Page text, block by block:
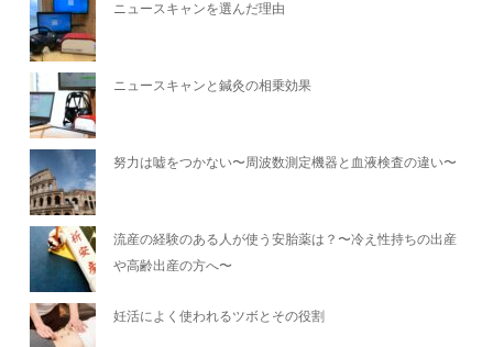
ニュースキャンを選んだ理由
ニュースキャンと鍼灸の相乗効果
努力は嘘をつかない〜周波数測定機器と血液検査の違い〜
流産の経験のある人が使う安胎薬は？〜冷え性持ちの出産
や高齢出産の方へ〜
妊活によく使われるツボとその役割